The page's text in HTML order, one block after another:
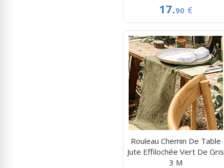
17.90 €
Rouleau Chemin De Table
Jute Effilochée Vert De Gris
3 M